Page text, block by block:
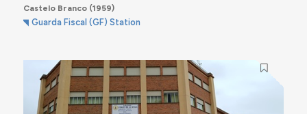
Castelo Branco(1959)
Guarda Fiscal (GF) Station